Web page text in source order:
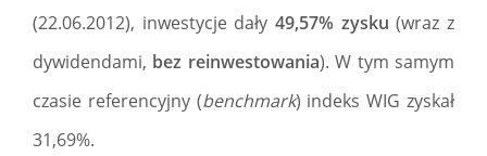
(22.06.2012), inwestycje dały 49,57% zysku (wraz z
dywidendami, bez reinwestowania). W tym samym
czasie referencyjny (benchmark) indeks WIG zyskał
31,69%.